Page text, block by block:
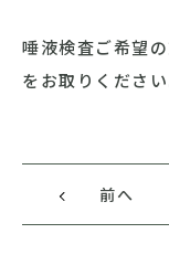
唾液検査ご希望
をお取りください
前へ